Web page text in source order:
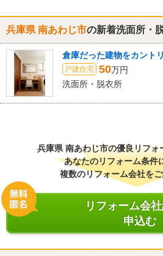
兵庫県 南あわじ市の新着洗面所・
倉庫だった建物をカント
戸建住宅 50万円
洗面所・脱衣所
兵庫県 南あわじ市の優良リフォ
あなたのリフォーム条件
複数のリフォーム会社をご
リフォーム会
申込む